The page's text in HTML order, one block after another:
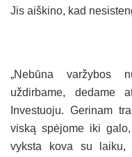
Jis aiškino, kad
„Nebūna varžybos
uždirbame, dedame
Investuoju. Gerinam
viską spėjome iki
vyksta kova su